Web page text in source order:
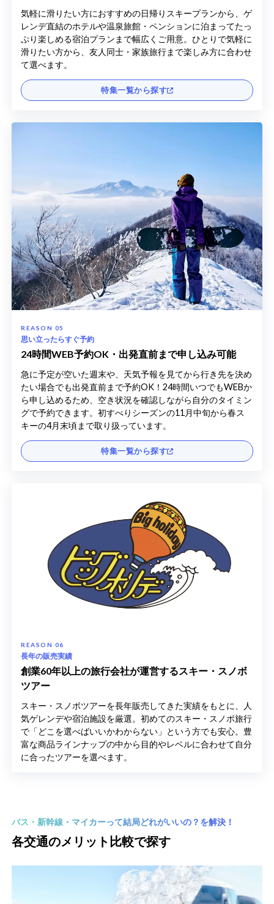
気軽に滑りたい方におすすめの日帰りスキープランから、ゲ
レンデ直結のホテルや温泉旅館・ペンションに泊まってたっ
ぷり楽しめる宿泊プランまで幅広くご用意。ひとりで気軽に
滑りたい方から、友人同士・家族旅行まで楽しみ方に合わせ
て選べます。
特集一覧から探す
思い立ったらすぐ予約
24時間WEB予約OK・出発直前まで申し込み可能
急に予定が空いた週末や、天気予報を見てから行き先を決め
たい場合でも出発直前まで予約OK！24時間いつでもWEBか
ら申し込めるため、空き状況を確認しながら自分のタイミン
グで予約できます。初すべりシーズンの11月中旬から春ス
キーの4月末頃まで取り扱っています。
特集一覧から探す
長年の販売実績
創業60年以上の旅行会社が運営するスキー・スノボ
ツアー
スキー・スノボツアーを長年販売してきた実績をもとに、人
気ゲレンデや宿泊施設を厳選。初めてのスキー・スノボ旅行
で「どこを選べばいいかわからない」という方でも安心。豊
富な商品ラインナップの中から目的やレベルに合わせて自分
に合ったツアーを選べます。
バス・新幹線・マイカーって結局どれがいいの？を解決！
各交通のメリット比較で探す